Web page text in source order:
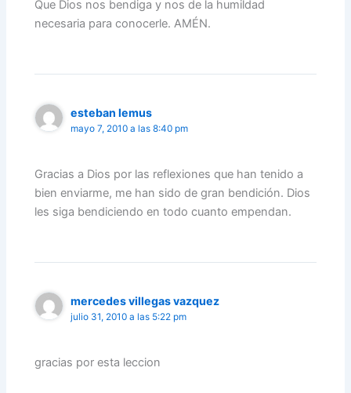
Que Dios nos bendiga y nos de la humildad
necesaria para conocerle. AMÉN.
esteban lemus
mayo 7, 2010 a las 8:40 pm
Gracias a Dios por las reflexiones que han tenido a
bien enviarme, me han sido de gran bendición. Dios
les siga bendiciendo en todo cuanto empendan.
mercedes villegas vazquez
julio 31, 2010 a las 5:22 pm
gracias por esta leccion